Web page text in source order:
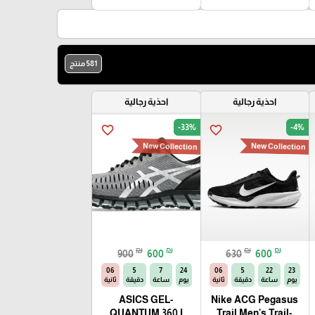
581 منتج
احذية رجالية
favorite_border -4%
New Collection
630 ₪ 600 ₪
23
يوم
22
ساعة
5
دقيقة
04
ثانية
Nike ACG Pegasus
احذية رجالية
favorite_border -33%
New Collection
900 ₪ 600 ₪
24
يوم
7
ساعة
5
دقيقة
04
ثانية
ASICS GEL-